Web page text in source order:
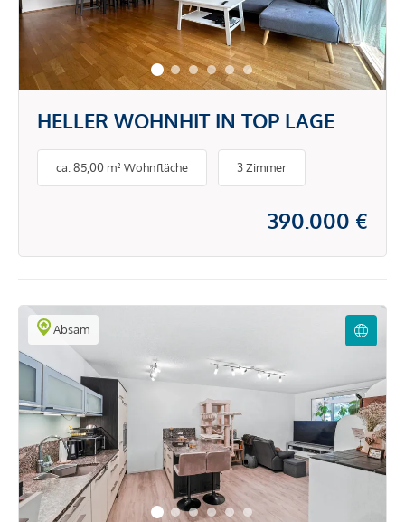
HELLER WOHNHIT IN TOP LAGE
ca. 85,00 m² Wohnfläche 3 Zimmer
390.000 €
Absam